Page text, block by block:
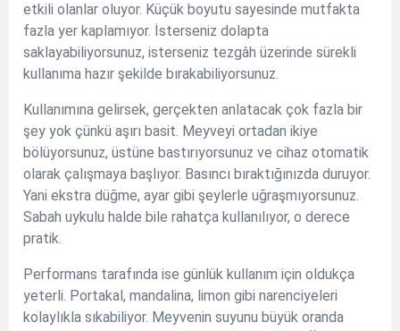
etkili olanlar oluyor. Küçük boyutu sayesinde mutfakta
fazla yer kaplamıyor. İsterseniz dolapta
saklayabiliyorsunuz, isterseniz tezgâh üzerinde sürekli
kullanıma hazır şekilde bırakabiliyorsunuz.
Kullanımına gelirsek, gerçekten anlatacak çok fazla bir
şey yok çünkü aşırı basit. Meyveyi ortadan ikiye
bölüyorsunuz, üstüne bastırıyorsunuz ve cihaz otomatik
olarak çalışmaya başlıyor. Basıncı bıraktığınızda duruyor.
Yani ekstra düğme, ayar gibi şeylerle uğraşmıyorsunuz.
Sabah uykulu halde bile rahatça kullanılıyor, o derece
pratik.
Performans tarafında ise günlük kullanım için oldukça
yeterli. Portakal, mandalina, limon gibi narenciyeleri
kolaylıkla sıkabiliyor. Meyvenin suyunu büyük oranda